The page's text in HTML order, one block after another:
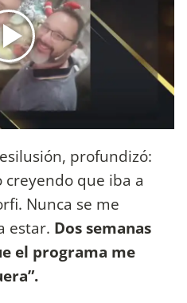
profundizó:
creyendo que iba a
Nunca se me
estar. Dos semanas
el programa me